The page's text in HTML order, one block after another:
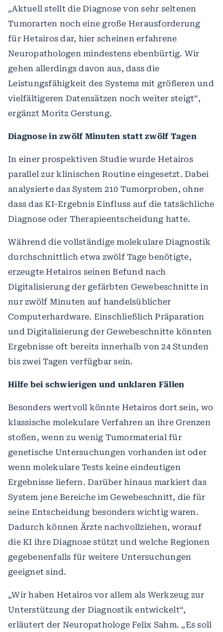
„Aktuell stellt die Diagnose von sehr seltenen
Tumorarten noch eine große Herausforderung
für Hetairos dar, hier scheinen erfahrene
Neuropathologen mindestens ebenbürtig. Wir
gehen allerdings davon aus, dass die
Leistungsfähigkeit des Systems mit größeren und
vielfältigeren Datensätzen noch weiter steigt“,
ergänzt Moritz Gerstung.
Diagnose in zwölf Minuten statt zwölf Tagen
In einer prospektiven Studie wurde Hetairos
parallel zur klinischen Routine eingesetzt. Dabei
analysierte das System 210 Tumorproben, ohne
dass das KI-Ergebnis Einfluss auf die tatsächliche
Diagnose oder Therapieentscheidung hatte.
Während die vollständige molekulare Diagnostik
durchschnittlich etwa zwölf Tage benötigte,
erzeugte Hetairos seinen Befund nach
Digitalisierung der gefärbten Gewebeschnitte in
nur zwölf Minuten auf handelsüblicher
Computerhardware. Einschließlich Präparation
und Digitalisierung der Gewebeschnitte könnten
Ergebnisse oft bereits innerhalb von 24 Stunden
bis zwei Tagen verfügbar sein.
Hilfe bei schwierigen und unklaren Fällen
Besonders wertvoll könnte Hetairos dort sein, wo
klassische molekulare Verfahren an ihre Grenzen
stoßen, wenn zu wenig Tumormaterial für
genetische Untersuchungen vorhanden ist oder
wenn molekulare Tests keine eindeutigen
Ergebnisse liefern. Darüber hinaus markiert das
System jene Bereiche im Gewebeschnitt, die für
seine Entscheidung besonders wichtig waren.
Dadurch können Ärzte nachvollziehen, worauf
die KI ihre Diagnose stützt und welche Regionen
gegebenenfalls für weitere Untersuchungen
geeignet sind.
„Wir haben Hetairos vor allem als Werkzeug zur
Unterstützung der Diagnostik entwickelt“,
erläutert der Neuropathologe Felix Sahm. „Es soll